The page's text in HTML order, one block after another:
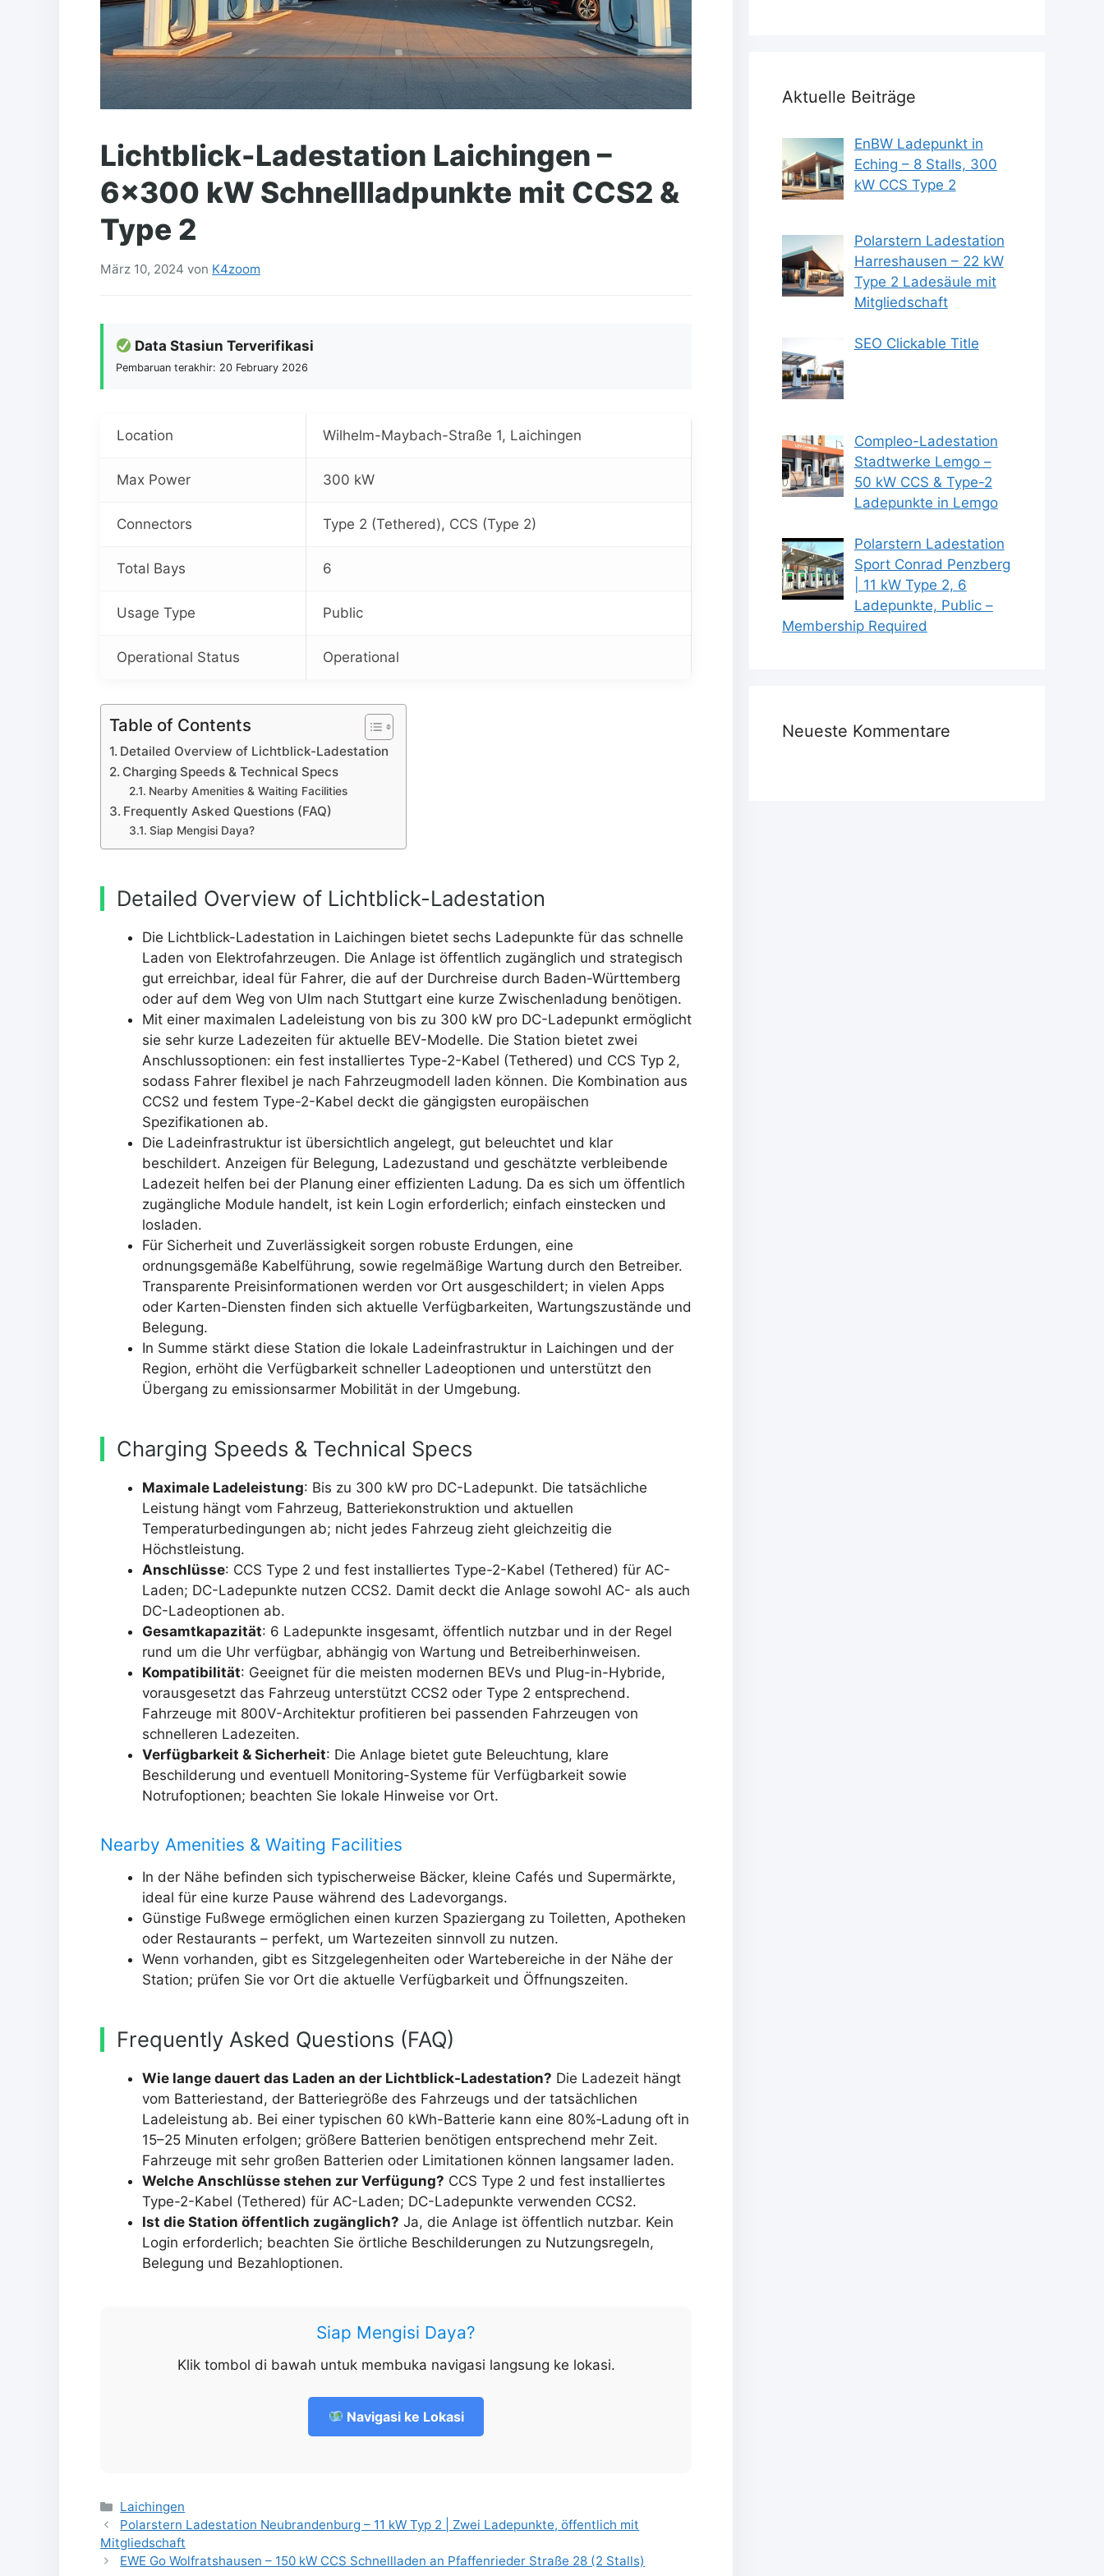
Lichtblick-Ladestation Laichingen –
6×300 kW Schnellladpunkte mit CCS2 &
Type 2
März 10, 2024 von K4zoom
Data Stasiun Terverifikasi
Pembaruan terakhir: 20 February 2026
Location Wilhelm-Maybach-Straße 1, Laichingen
Max Power 300 kW
Connectors Type 2 (Tethered), CCS (Type 2)
Total Bays 6
Usage Type Public
Operational Status Operational
Table of Contents
Detailed Overview of Lichtblick-Ladestation
Charging Speeds & Technical Specs
Nearby Amenities & Waiting Facilities
Frequently Asked Questions (FAQ)
Siap Mengisi Daya?
Detailed Overview of Lichtblick-Ladestation
Die Lichtblick-Ladestation in Laichingen bietet sechs Ladepunkte für das schnelle
Laden von Elektrofahrzeugen. Die Anlage ist öffentlich zugänglich und strategisch
gut erreichbar, ideal für Fahrer, die auf der Durchreise durch Baden-Württemberg
oder auf dem Weg von Ulm nach Stuttgart eine kurze Zwischenladung benötigen.
Mit einer maximalen Ladeleistung von bis zu 300 kW pro DC-Ladepunkt ermöglicht
sie sehr kurze Ladezeiten für aktuelle BEV-Modelle. Die Station bietet zwei
Anschlussoptionen: ein fest installiertes Type-2-Kabel (Tethered) und CCS Typ 2,
sodass Fahrer flexibel je nach Fahrzeugmodell laden können. Die Kombination aus
CCS2 und festem Type-2-Kabel deckt die gängigsten europäischen
Spezifikationen ab.
Die Ladeinfrastruktur ist übersichtlich angelegt, gut beleuchtet und klar
beschildert. Anzeigen für Belegung, Ladezustand und geschätzte verbleibende
Ladezeit helfen bei der Planung einer effizienten Ladung. Da es sich um öffentlich
zugängliche Module handelt, ist kein Login erforderlich; einfach einstecken und
losladen.
Für Sicherheit und Zuverlässigkeit sorgen robuste Erdungen, eine
ordnungsgemäße Kabelführung, sowie regelmäßige Wartung durch den Betreiber.
Transparente Preisinformationen werden vor Ort ausgeschildert; in vielen Apps
oder Karten-Diensten finden sich aktuelle Verfügbarkeiten, Wartungszustände und
Belegung.
In Summe stärkt diese Station die lokale Ladeinfrastruktur in Laichingen und der
Region, erhöht die Verfügbarkeit schneller Ladeoptionen und unterstützt den
Übergang zu emissionsarmer Mobilität in der Umgebung.
Charging Speeds & Technical Specs
Maximale Ladeleistung: Bis zu 300 kW pro DC-Ladepunkt. Die tatsächliche
Leistung hängt vom Fahrzeug, Batteriekonstruktion und aktuellen
Temperaturbedingungen ab; nicht jedes Fahrzeug zieht gleichzeitig die
Höchstleistung.
Anschlüsse: CCS Type 2 und fest installiertes Type-2-Kabel (Tethered) für AC-
Laden; DC-Ladepunkte nutzen CCS2. Damit deckt die Anlage sowohl AC- als auch
DC-Ladeoptionen ab.
Gesamtkapazität: 6 Ladepunkte insgesamt, öffentlich nutzbar und in der Regel
rund um die Uhr verfügbar, abhängig von Wartung und Betreiberhinweisen.
Kompatibilität: Geeignet für die meisten modernen BEVs und Plug-in-Hybride,
vorausgesetzt das Fahrzeug unterstützt CCS2 oder Type 2 entsprechend.
Fahrzeuge mit 800V-Architektur profitieren bei passenden Fahrzeugen von
schnelleren Ladezeiten.
Verfügbarkeit & Sicherheit: Die Anlage bietet gute Beleuchtung, klare
Beschilderung und eventuell Monitoring-Systeme für Verfügbarkeit sowie
Notrufoptionen; beachten Sie lokale Hinweise vor Ort.
Nearby Amenities & Waiting Facilities
In der Nähe befinden sich typischerweise Bäcker, kleine Cafés und Supermärkte,
ideal für eine kurze Pause während des Ladevorgangs.
Günstige Fußwege ermöglichen einen kurzen Spaziergang zu Toiletten, Apotheken
oder Restaurants – perfekt, um Wartezeiten sinnvoll zu nutzen.
Wenn vorhanden, gibt es Sitzgelegenheiten oder Wartebereiche in der Nähe der
Station; prüfen Sie vor Ort die aktuelle Verfügbarkeit und Öffnungszeiten.
Frequently Asked Questions (FAQ)
Wie lange dauert das Laden an der Lichtblick-Ladestation? Die Ladezeit hängt
vom Batteriestand, der Batteriegröße des Fahrzeugs und der tatsächlichen
Ladeleistung ab. Bei einer typischen 60 kWh-Batterie kann eine 80%‑Ladung oft in
15–25 Minuten erfolgen; größere Batterien benötigen entsprechend mehr Zeit.
Fahrzeuge mit sehr großen Batterien oder Limitationen können langsamer laden.
Welche Anschlüsse stehen zur Verfügung? CCS Type 2 und fest installiertes
Type-2-Kabel (Tethered) für AC-Laden; DC-Ladepunkte verwenden CCS2.
Ist die Station öffentlich zugänglich? Ja, die Anlage ist öffentlich nutzbar. Kein
Login erforderlich; beachten Sie örtliche Beschilderungen zu Nutzungsregeln,
Belegung und Bezahloptionen.
Siap Mengisi Daya?
Klik tombol di bawah untuk membuka navigasi langsung ke lokasi.
Navigasi ke Lokasi
Kategorien
Laichingen
Polarstern Ladestation Neubrandenburg – 11 kW Typ 2 | Zwei Ladepunkte, öffentlich mit
Mitgliedschaft
EWE Go Wolfratshausen – 150 kW CCS Schnellladen an Pfaffenrieder Straße 28 (2 Stalls)
Aktuelle Beiträge
EnBW Ladepunkt in
Eching – 8 Stalls, 300
kW CCS Type 2
Polarstern Ladestation
Harreshausen – 22 kW
Type 2 Ladesäule mit
Mitgliedschaft
SEO Clickable Title
Compleo-Ladestation
Stadtwerke Lemgo –
50 kW CCS & Type-2
Ladepunkte in Lemgo
Polarstern Ladestation
Sport Conrad Penzberg
| 11 kW Type 2, 6
Ladepunkte, Public –
Membership Required
Neueste Kommentare